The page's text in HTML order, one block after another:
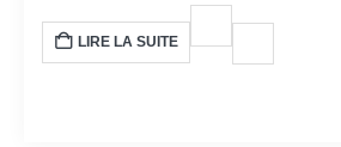
LIRE LA SUITE